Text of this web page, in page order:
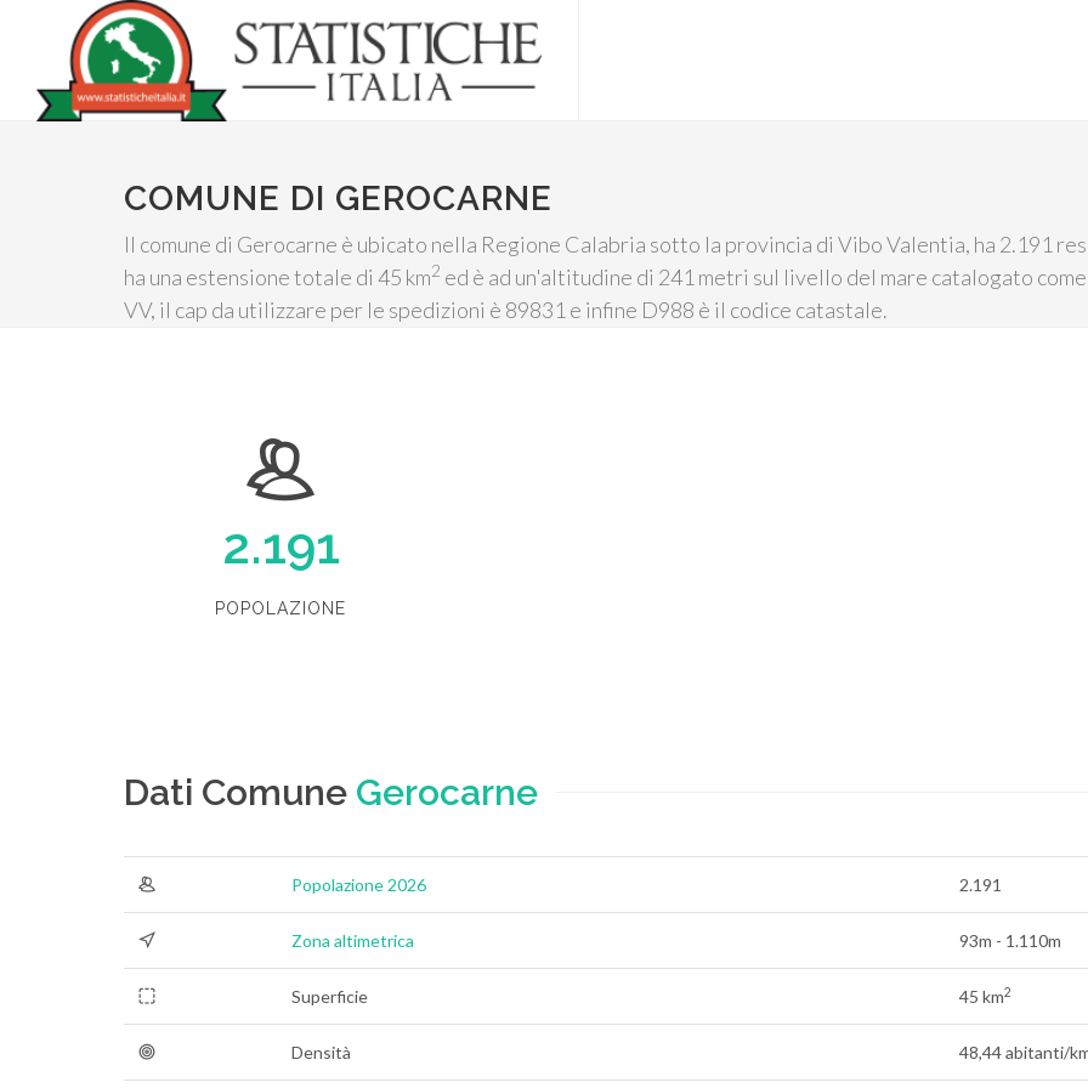
COMUNE DI GEROCARNE
Il comune di Gerocarne è ubicato nella Regione Calabria sotto la provincia di Vibo Valentia, ha 2.191
ha una estensione totale di 45 km2 ed è ad un'altitudine di 241 metri sul livello del mare catalogato
VV, il cap da utilizzare per le spedizioni è 89831 e infine D988 è il codice catastale.
2.191
POPOLAZIONE
Dati Comune Gerocarne
Popolazione 2026 2.191
Zona altimetrica 93m - 1.110m
Superficie 45 km2
Densità 48,44 abitanti/